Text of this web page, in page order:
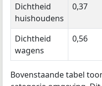
Dichtheid
huishoudens
0,37
Dichtheid
wagens
0,56
Bovenstaande tabel